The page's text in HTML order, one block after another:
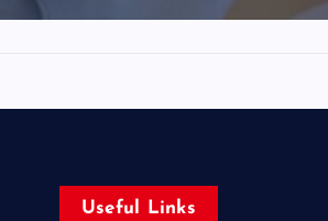
Useful Links